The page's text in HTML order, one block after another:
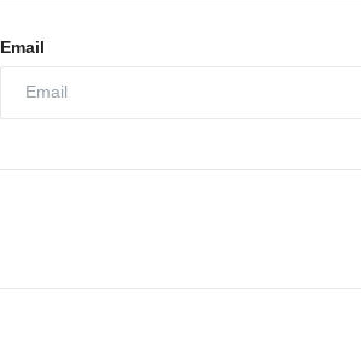
Email